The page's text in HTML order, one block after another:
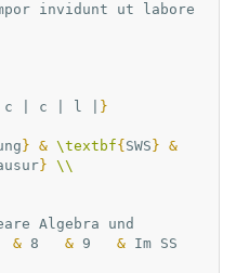
invidunt ut labore
| c | l |
}
} & \textbf{ SWS } &
} \\
Algebra und
& 8 & 9 & Im SS